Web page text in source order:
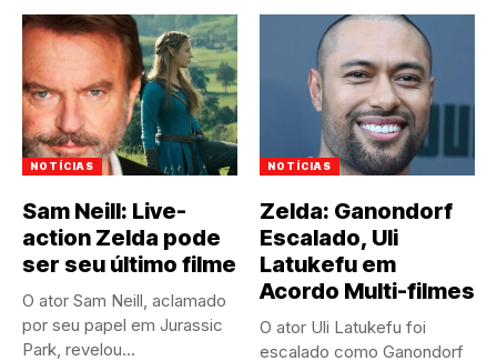
NOTÍCIAS
Sam Neill: Live-
action Zelda pode
ser seu último filme
O ator Sam Neill, aclamado
por seu papel em Jurassic
Park, revelou...
NOTÍCIAS
Zelda: Ganondorf
Escalado, Uli
Latukefu em
Acordo Multi-filmes
O ator Uli Latukefu foi
escalado como Ganondorf